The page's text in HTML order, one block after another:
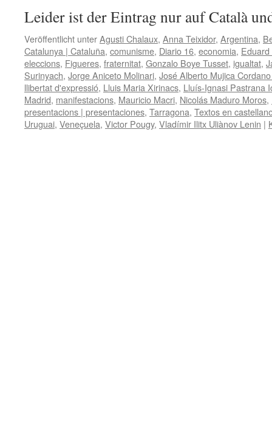
Leider ist der Eintrag nur auf Català
Veröffentlicht unterAgusti Chalaux, Anna Teixidor, Argentina,
Catalunya | Cataluña, comunisme, Diario 16, economia,
eleccions, Figueres, fraternitat, Gonzalo Boye Tusset, igualtat,
Surinyach, Jorge Aniceto Molinari, José Alberto Mujica
llibertat d'expressió, Lluis Maria Xirinacs, Lluís-Ignasi Pastrana
Madrid, manifestacions, Mauricio Macri, Nicolás Maduro Moros,
presentacions | presentaciones, Tarragona, Textos en
Uruguai, Veneçuela, Victor Pougy, Vladímir Ilitx Uliànov Lenin |